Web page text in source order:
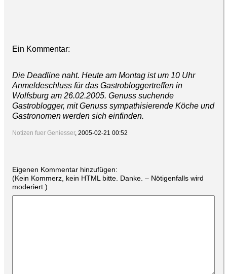
Ein Kommentar:
Die Deadline naht. Heute am Montag ist um 10 Uhr
Anmeldeschluss für das Gastrobloggertreffen in
Wolfsburg am 26.02.2005. Genuss suchende
Gastroblogger, mit Genuss sympathisierende Köche und
Gastronomen werden sich einfinden.
Notizen fuer Geniesser, 2005-02-21 00:52
Eigenen Kommentar hinzufügen:
(Kein Kommerz, kein HTML bitte. Danke. – Nötigenfalls wird
moderiert.)